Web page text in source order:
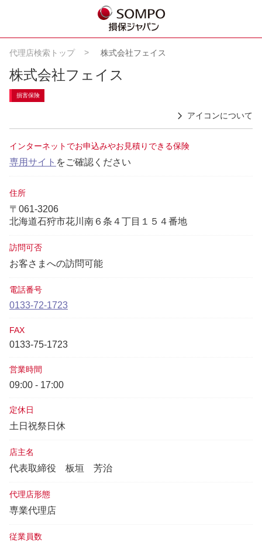
代理店検索トップ 株式会社フェイス
株式会社フェイス
損害保険
アイコンについて
インターネットでお申込みやお見積りできる保険
専用サイト をご確認ください
住所
〒061-3206
北海道石狩市花川南６条４丁目１５４番地
訪問可否
お客さまへの訪問可能
電話番号
0133-72-1723
FAX
0133-75-1723
営業時間
09:00 - 17:00
定休日
土日祝祭日休
店主名
代表取締役 板垣 芳治
代理店形態
専業代理店
従業員数